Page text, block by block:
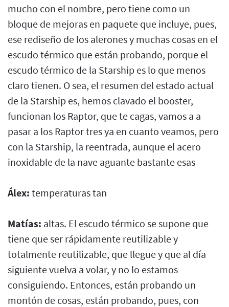
mucho con el nombre, pero tiene como un
bloque de mejoras en paquete que incluye, pues,
ese rediseño de los alerones y muchas cosas en el
escudo térmico que están probando, porque el
escudo térmico de la Starship es lo que menos
claro tienen. O sea, el resumen del estado actual
de la Starship es, hemos clavado el booster,
funcionan los Raptor, que te cagas, vamos a a
pasar a los Raptor tres ya en cuanto veamos, pero
con la Starship, la reentrada, aunque el acero
inoxidable de la nave aguante bastante esas
Álex: temperaturas tan
Matías: altas. El escudo térmico se supone que
tiene que ser rápidamente reutilizable y
totalmente reutilizable, que llegue y que al día
siguiente vuelva a volar, y no lo estamos
consiguiendo. Entonces, están probando un
montón de cosas, están probando, pues, con